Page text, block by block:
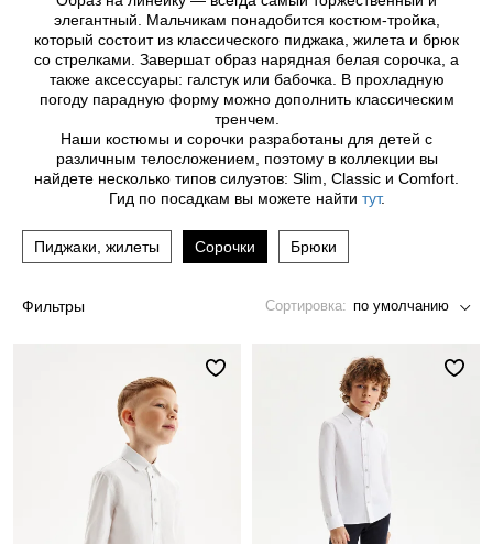
Джинсы
Юбки
Футболки, топы, лонгсливы
Спортивные костюмы
Спортивная одежда
Купальники
Аксессуары
Готовые решения для школы
Последний размер
Варежки, перчатки
Другое
Джинсы
Футболки, лонгсливы
Спортивные костюмы
Спортивная одежда
Флис, термобелье
Плавки
Аксессуары
Готовые решения для школы
Последний размер
Другое
элегантный. Мальчикам понадобится костюм-тройка,
который состоит из классического пиджака, жилета и брюк
со стрелками. Завершат образ нарядная белая сорочка, а
также аксессуары: галстук или бабочка. В прохладную
погоду парадную форму можно дополнить классическим
тренчем.
Наши костюмы и сорочки разработаны для детей с
различным телосложением, поэтому в коллекции вы
найдете несколько типов силуэтов: Slim, Classic и Comfort.
Гид по посадкам вы можете найти тут.
Пиджаки, жилеты Сорочки Брюки
Фильтры Сортировка: по умолчанию